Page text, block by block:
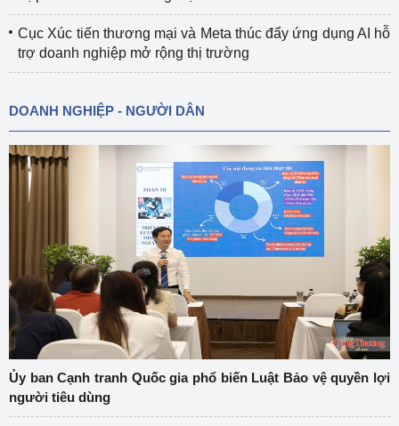
Cục Xúc tiến thương mại và Meta thúc đẩy ứng dụng AI hỗ
trợ doanh nghiệp mở rộng thị trường
DOANH NGHIỆP - NGƯỜI DÂN
Ủy ban Cạnh tranh Quốc gia phổ biến Luật Bảo vệ quyền lợi
người tiêu dùng